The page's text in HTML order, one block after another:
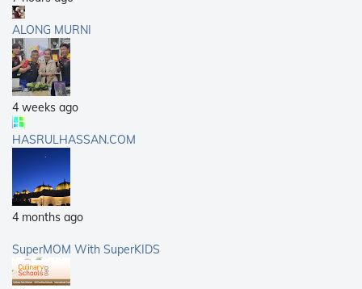
ALONG MURNI
4 weeks ago
HASRULHASSAN.COM
4 months ago
SuperMOM With SuperKIDS